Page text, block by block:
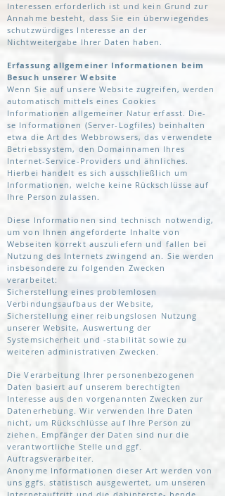
Interessen erforderlich ist und kein Grund zur
Annahme besteht, dass Sie ein überwiegendes
schutzwürdiges Interesse an der
Nichtweitergabe Ihrer Daten haben.
Erfassung allgemeiner Informationen beim
Besuch unserer Website
Wenn Sie auf unsere Website zugreifen, werden
automatisch mittels eines Cookies
Informationen allgemeiner Natur erfasst. Die-
se Informationen (Server-Logfiles) beinhalten
etwa die Art des Webbrowsers, das verwendete
Betriebssystem, den Domainnamen Ihres
Internet-Service-Providers und ähnliches.
Hierbei handelt es sich ausschließlich um
Informationen, welche keine Rückschlüsse auf
Ihre Person zulassen.
Diese Informationen sind technisch notwendig,
um von Ihnen angeforderte Inhalte von
Webseiten korrekt auszuliefern und fallen bei
Nutzung des Internets zwingend an. Sie werden
insbesondere zu folgenden Zwecken
verarbeitet:
Sicherstellung eines problemlosen
Verbindungsaufbaus der Website,
Sicherstellung einer reibungslosen Nutzung
unserer Website, Auswertung der
Systemsicherheit und -stabilität sowie zu
weiteren administrativen Zwecken.
Die Verarbeitung Ihrer personenbezogenen
Daten basiert auf unserem berechtigten
Interesse aus den vorgenannten Zwecken zur
Datenerhebung. Wir verwenden Ihre Daten
nicht, um Rückschlüsse auf Ihre Person zu
ziehen. Empfänger der Daten sind nur die
verantwortliche Stelle und ggf.
Auftragsverarbeiter.
Anonyme Informationen dieser Art werden von
uns ggfs. statistisch ausgewertet, um unseren